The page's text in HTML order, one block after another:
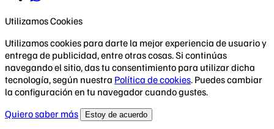
Utilizamos Cookies
Utilizamos cookies para darte la mejor experiencia de usuario y
entrega de publicidad, entre otras cosas. Si continúas
navegando el sitio, das tu consentimiento para utilizar dicha
tecnología, según nuestra Política de cookies. Puedes cambiar
la configuración en tu navegador cuando gustes.
Quiero saber más
Estoy de acuerdo